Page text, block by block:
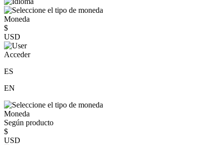
Moneda
$
USD
Acceder
ES
EN
Moneda
Según producto
$
USD